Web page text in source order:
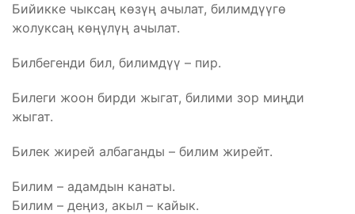
Бийикке чыксаң көзүң ачылат, билимдүүгө
жолуксаң көңүлүң ачылат.
Билбегенди бил, билимдүү – пир.
Билеги жоон бирди жыгат, билими зор миңди
жыгат.
Билек жирей албаганды – билим жирейт.
Билим – адамдын канаты.
Билим – деңиз, акыл – кайык.